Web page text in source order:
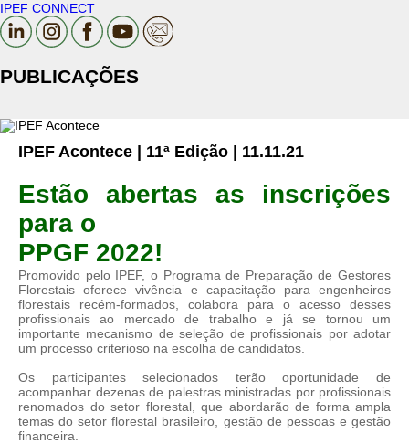
IPEF CONNECT
PUBLICAÇÕES
IPEF Acontece | 11ª Edição | 11.11.21
Estão abertas as inscrições
para o
PPGF 2022!
Promovido pelo IPEF, o Programa de Preparação de Gestores
Florestais oferece vivência e capacitação para engenheiros
florestais recém-formados, colabora para o acesso desses
profissionais ao mercado de trabalho e já se tornou um
importante mecanismo de seleção de profissionais por adotar
um processo criterioso na escolha de candidatos.
Os participantes selecionados terão oportunidade de
acompanhar dezenas de palestras ministradas por profissionais
renomados do setor florestal, que abordarão de forma ampla
temas do setor florestal brasileiro, gestão de pessoas e gestão
financeira.